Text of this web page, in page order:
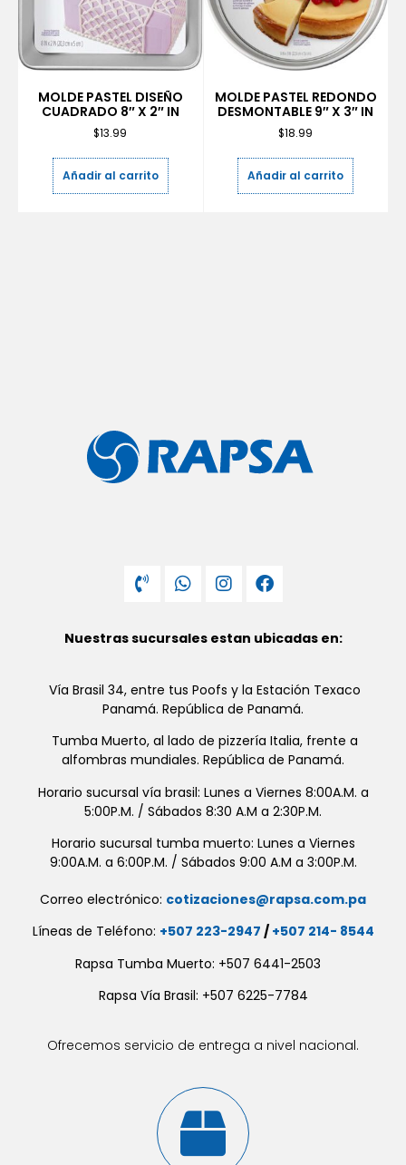
MOLDE PASTEL DISEÑO
CUADRADO 8″ X 2″ IN
$13.99
Añadir al carrito
MOLDE PASTEL REDONDO
DESMONTABLE 9″ X 3″ IN
$18.99
Añadir al carrito
Nuestras sucursales estan ubicadas en:
Vía Brasil 34, entre tus Poofs y la Estación Texaco
Panamá. República de Panamá.
Tumba Muerto, al lado de pizzería Italia, frente a
alfombras mundiales. República de Panamá.
Horario sucursal vía brasil: Lunes a Viernes 8:00A.M. a
5:00P.M. / Sábados 8:30 A.M a 2:30P.M.
Horario sucursal tumba muerto: Lunes a Viernes
9:00A.M. a 6:00P.M. / Sábados 9:00 A.M a 3:00P.M.
Correo electrónico: cotizaciones@rapsa.com.pa
Líneas de Teléfono: +507 223-2947 / +507 214- 8544
Rapsa Tumba Muerto: +507 6441-2503
Rapsa Vía Brasil: +507 6225-7784
Ofrecemos servicio de entrega a nivel nacional.